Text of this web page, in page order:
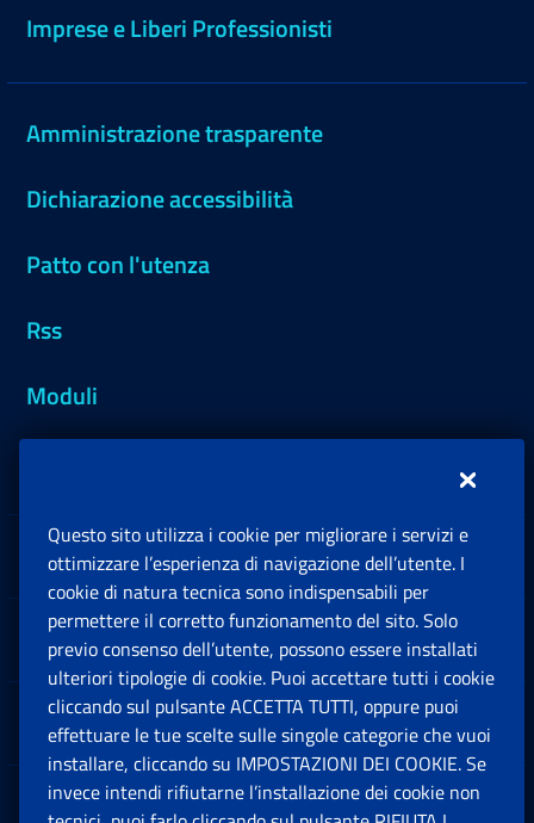
Imprese e Liberi Professionisti
Amministrazione trasparente
Dichiarazione accessibilità
Patto con l'utenza
Rss
Moduli
Sedi e Contatti
Software
Note Legali
App mobile
Questo sito utilizza i cookie per migliorare i servizi e
ottimizzare l’esperienza di navigazione dell’utente. I
cookie di natura tecnica sono indispensabili per
permettere il corretto funzionamento del sito. Solo
previo consenso dell’utente, possono essere installati
ulteriori tipologie di cookie. Puoi accettare tutti i cookie
cliccando sul pulsante ACCETTA TUTTI, oppure puoi
effettuare le tue scelte sulle singole categorie che vuoi
installare, cliccando su IMPOSTAZIONI DEI COOKIE. Se
invece intendi rifiutarne l’installazione dei cookie non